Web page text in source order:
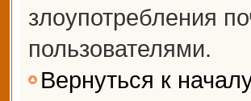
злоупотребления
пользователями.
Вернуться к